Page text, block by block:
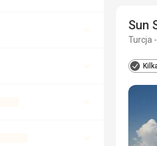
Sun
Turcja